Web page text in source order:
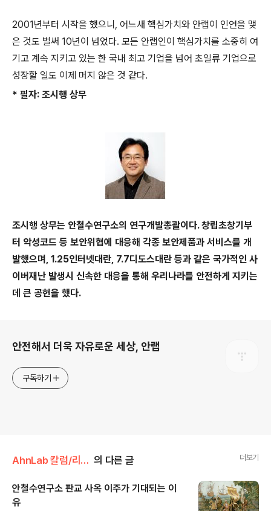
2001년부터 시작을 했으니 , 어느새 핵심가치와 안랩이 인연을 맺
은 것도 벌써 10년이 넘었다. 모든 안랩인이 핵심가치를 소중히 여
기고 계속 지키고 있는 한 국내 최고 기업을 넘어 초일류 기업으로
성장할 일도 이제 머지 않은 것 같다.
* 필자: 조시행 상무
조시행 상무는 안철수연구소의 연구개발총괄이다. 창립초창기부
터 악성코드 등 보안위협에 대응해 각종 보안제품과 서비스를 개
발했으며, 1.25인터넷대란, 7.7디도스대란 등과 같은 국가적인 사
이버재난 발생시 신속한 대응을 통해 우리나라를 안전하게 지키는
데 큰 공헌을 했다.
안전해서 더욱 자유로운 세상, 안랩
구독하기
AhnLab 칼럼/리더스 칼럼 의 다른 글 더보기
안철수연구소 판교 사옥 이주가 기대되는 이
유